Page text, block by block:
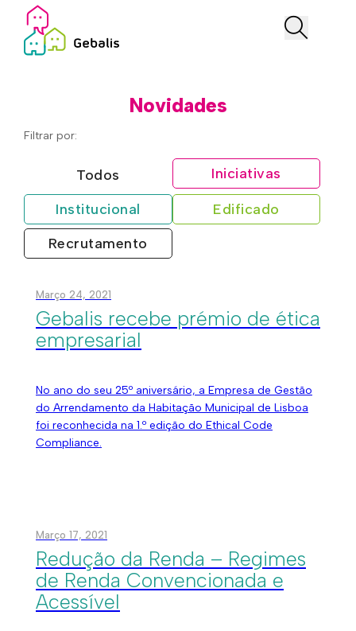
Novidades
Filtrar por:
Todos Iniciativas
Institucional
Edificado
Recrutamento
Março 24, 2021
Gebalis recebe prémio de ética
empresarial
No ano do seu 25º aniversário, a Empresa de Gestão
do Arrendamento da Habitação Municipal de Lisboa
foi reconhecida na 1.º edição do Ethical Code
Compliance.
Março 17, 2021
Redução da Renda – Regimes
de Renda Convencionada e
Acessível